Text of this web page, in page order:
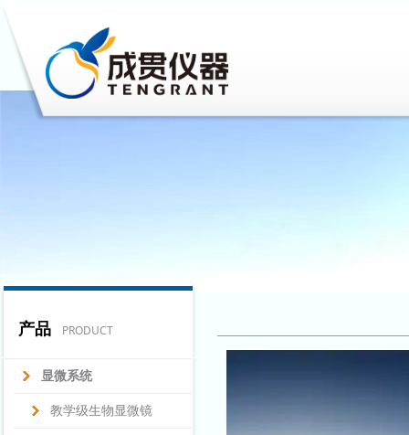
产品 PRODUCT
显微系统
教学级生物显微镜